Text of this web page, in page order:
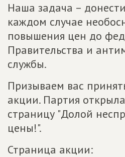
Наша задача –
каждом случае
повышения цен до
Правительства и
службы.
Призываем вас
акции. Партия
страницу "Долой
цены!".
Страница акции: